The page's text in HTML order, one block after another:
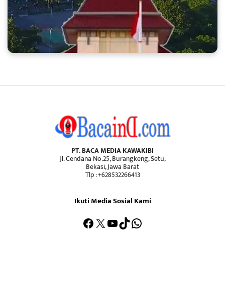
PT. BACA MEDIA KAWAKIBI
Jl. Cendana No.25, Burangkeng, Setu,
Bekasi, Jawa Barat
Tlp : +628532266413
Ikuti Media Sosial Kami
Facebook
X YouTube
TikTokWhatsApp